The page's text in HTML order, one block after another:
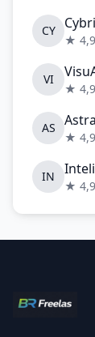
CY
★ 4,9
VI
★ 4,9
AS
★ 4,9
IN
★ 4,9